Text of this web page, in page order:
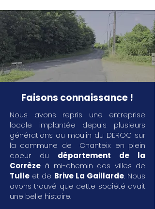
Faisons connaissance !
Nous avons repris une entreprise
locale implantée depuis plusieurs
générations au moulin du DEROC sur
la commune de Chanteix en plein
coeur du département de la
Corrèze à mi-chemin des villes de
Tulle et de Brive La Gaillarde. Nous
avons trouvé que cette société avait
une belle histoire.